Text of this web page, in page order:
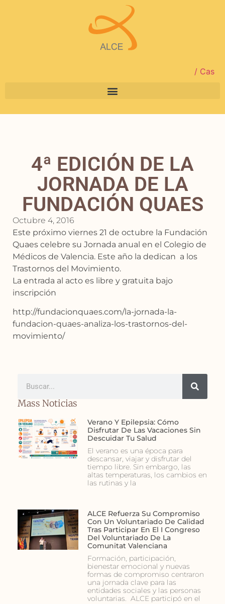
/ Cas
4ª EDICIÓN DE LA
JORNADA DE LA
FUNDACIÓN QUAES
Octubre 4, 2016
Este próximo viernes 21 de octubre la Fundación
Quaes celebre su Jornada anual en el Colegio de
Médicos de Valencia. Este año la dedican a los
Trastornos del Movimiento.
La entrada al acto es libre y gratuita bajo
inscripción
http://fundacionquaes.com/la-jornada-la-
fundacion-quaes-analiza-los-trastornos-del-
movimiento/
Mass Noticias
Verano Y Epilepsia: Cómo
Disfrutar De Las Vacaciones Sin
Descuidar Tu Salud
El verano es una época para
descansar, viajar y disfrutar del
tiempo libre. Sin embargo, las
altas temperaturas, los cambios en
las rutinas y la
ALCE Refuerza Su Compromiso
Con Un Voluntariado De Calidad
Tras Participar En El I Congreso
Del Voluntariado De La
Comunitat Valenciana
Formación, participación,
bienestar emocional y nuevas
formas de compromiso centraron
una jornada clave para las
entidades sociales y las personas
voluntarias. ALCE participó en el